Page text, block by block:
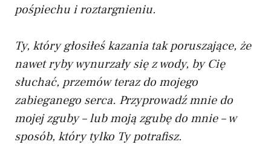
pośpiechu i roztargnieniu.
Ty, który głosiłeś kazania tak poruszające, że
nawet ryby wynurzały się z wody, by Cię
słuchać, przemów teraz do mojego
zabieganego serca. Przyprowadź mnie do
mojej zguby – lub moją zgubę do mnie – w
sposób, który tylko Ty potrafisz.